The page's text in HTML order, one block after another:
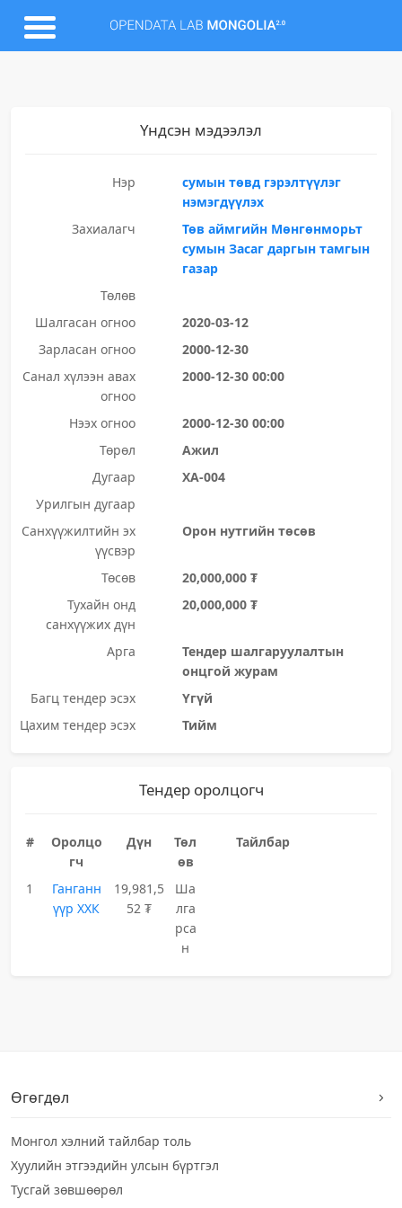
Үндсэн мэдээлэл
Нэр
сумын төвд гэрэлтүүлэг
нэмэгдүүлэх
Захиалагч
Төв аймгийн Мөнгөнморьт
сумын Засаг даргын тамгын
газар
Төлөв
Шалгасан огноо
2020-03-12
Зарласан огноо
2000-12-30
Санал хүлээн авах
огноо
2000-12-30 00:00
Нээх огноо
2000-12-30 00:00
Төрөл
Ажил
Дугаар
ХА-004
Урилгын дугаар
Санхүүжилтийн эх
үүсвэр
Орон нутгийн төсөв
Төсөв
20,000,000 ₮
Тухайн онд
санхүүжих дүн
20,000,000 ₮
Арга
Тендер шалгаруулалтын
онцгой журам
Багц тендер эсэх
Үгүй
Цахим тендер эсэх
Тийм
Тендер оролцогч
#
Оролцо
гч
Дүн
Төл
өв
Тайлбар
1
Ганганн
үүр ХХК
19,981,5
52 ₮
Ша
лга
рса
н
Өгөгдөл
Монгол хэлний тайлбар толь
Хуулийн этгээдийн улсын бүртгэл
Тусгай зөвшөөрөл